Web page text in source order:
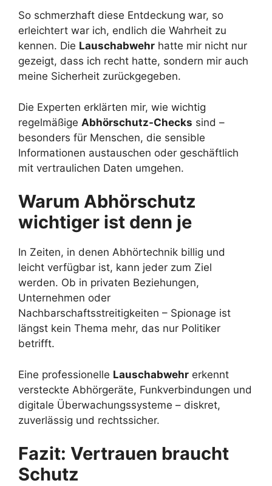
So schmerzhaft diese Entdeckung war, so
erleichtert war ich, endlich die Wahrheit zu
kennen. Die Lauschabwehr hatte mir nicht nur
gezeigt, dass ich recht hatte, sondern mir auch
meine Sicherheit zurückgegeben.
Die Experten erklärten mir, wie wichtig
regelmäßige Abhörschutz-Checks sind –
besonders für Menschen, die sensible
Informationen austauschen oder geschäftlich
mit vertraulichen Daten umgehen.
Warum Abhörschutz
wichtiger ist denn je
In Zeiten, in denen Abhörtechnik billig und
leicht verfügbar ist, kann jeder zum Ziel
werden. Ob in privaten Beziehungen,
Unternehmen oder
Nachbarschaftsstreitigkeiten – Spionage ist
längst kein Thema mehr, das nur Politiker
betrifft.
Eine professionelle Lauschabwehr erkennt
versteckte Abhörgeräte, Funkverbindungen und
digitale Überwachungssysteme – diskret,
zuverlässig und rechtssicher.
Fazit: Vertrauen braucht
Schutz